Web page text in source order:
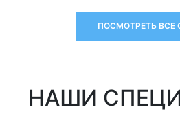
ПОСМОТРЕТЬ ВСЕ
НАШИ